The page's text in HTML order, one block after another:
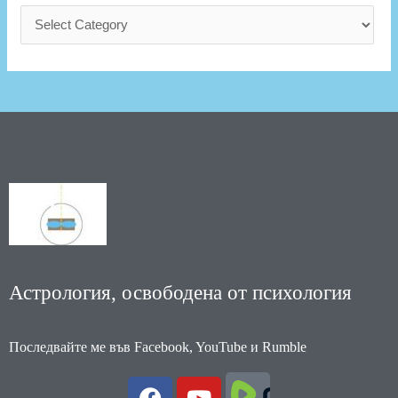
Астрология, освободена от психология
Последвайте ме във Facebook, YouTube и Rumble
F
Y